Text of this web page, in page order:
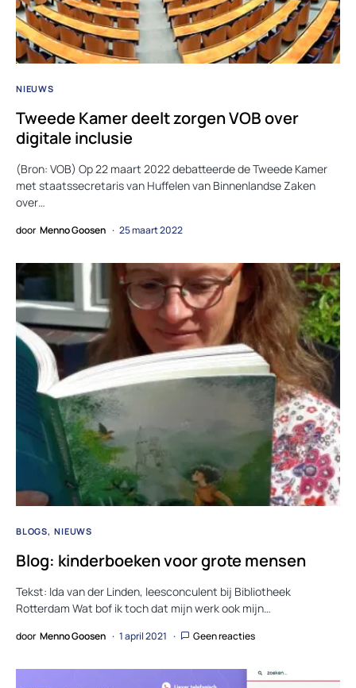
NIEUWS
Tweede Kamer deelt zorgen VOB over
digitale inclusie
(Bron: VOB) Op 22 maart 2022 debatteerde de Tweede Kamer
met staatssecretaris van Huffelen van Binnenlandse Zaken
over…
door Menno Goosen 25 maart 2022
BLOGS NIEUWS
Blog: kinderboeken voor grote mensen
Tekst: Ida van der Linden, leesconculent bij Bibliotheek
Rotterdam Wat bof ik toch dat mijn werk ook mijn…
door Menno Goosen 1 april 2021 Geen reacties